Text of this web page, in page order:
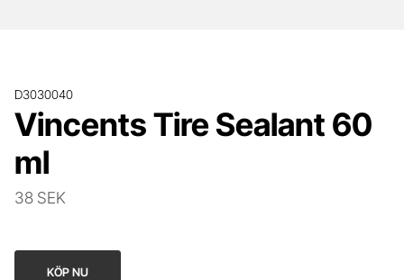
D3030040
Vincents Tire Sealant 60
ml
38 SEK
KÖP NU